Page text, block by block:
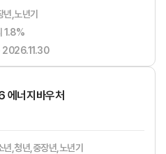
,노년기
1.8%
에너지바우처
,청년,중장년,노년기